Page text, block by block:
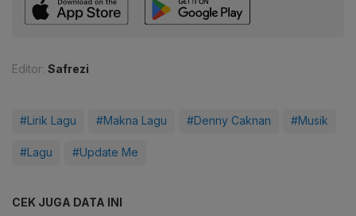
Editor: Safrezi
#Lirik Lagu #Makna Lagu #Denny Caknan #Musik
#Lagu #Update Me
CEK JUGA DATA INI